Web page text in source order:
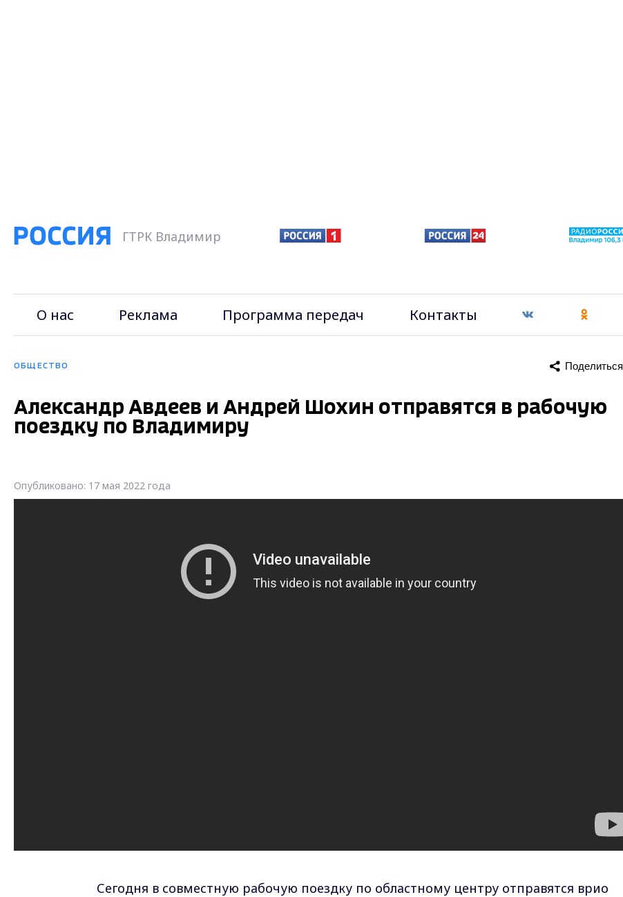
ГТРК Владимир
О нас Реклама Программа передач Контакты
ОБЩЕСТВО Поделиться
Александр Авдеев и Андрей Шохин отправятся в рабочую
поездку по Владимиру
Опубликовано: 17 мая 2022 года
Сегодня в совместную рабочую поездку по областному центру отправятся врио